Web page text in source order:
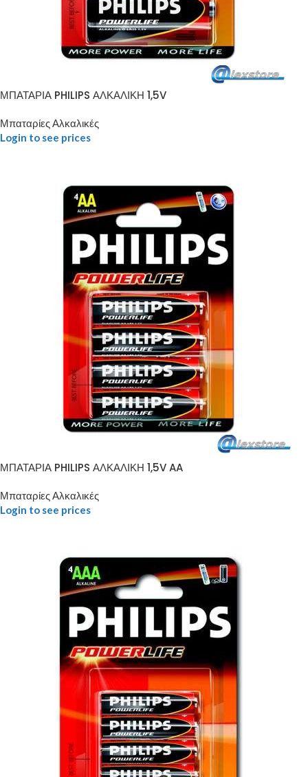
ΜΠΑΤΑΡΙΑ PHILIPS ΑΛΚΑΛΙΚΗ 1,5V
Μπαταρίες Αλκαλικές
Login to see prices
ΜΠΑΤΑΡΙΑ PHILIPS ΑΛΚΑΛΙΚΗ 1,5V AA
Μπαταρίες Αλκαλικές
Login to see prices